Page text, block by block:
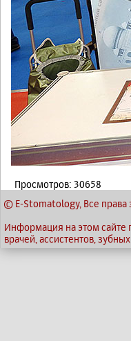
Просмотров: 30658
© E-Stomatology, Все
Информация на этом сайте
врачей, ассистентов,